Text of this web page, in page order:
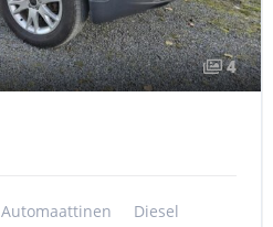
4
Automaattinen Diesel